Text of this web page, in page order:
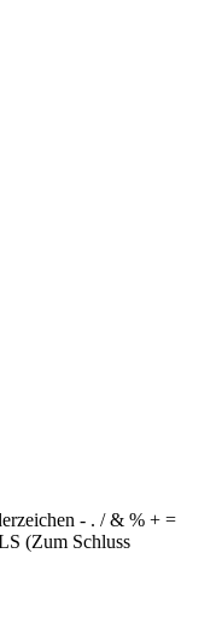
- . / & % + =
(Zum Schluss